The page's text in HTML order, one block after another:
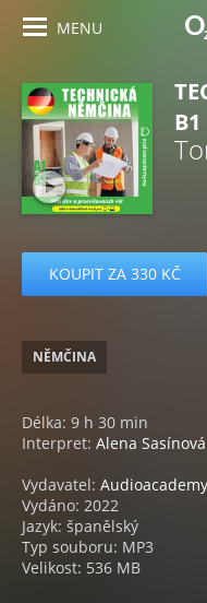
MENU
B1
KOUPIT ZA 330 KČ
NĚMČINA
Délka: 9 h 30 min
Interpret: Alena Sasínová
Vydavatel:
Vydáno: 2022
Jazyk: španělský
Typ souboru: MP3
Velikost: 536 MB